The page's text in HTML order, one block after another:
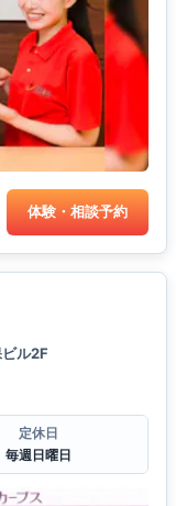
体験・相談予約
ル2F
定休日
毎週日曜日